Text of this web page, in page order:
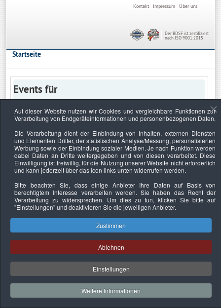
Über uns
Impressum
Kontakt
Der BDSF ist zertifiziert
nach ISO 9001:2015
Startseite
Events für
Keine Termine
Datenschutzerklärung Urheberrechtsnachweise Nachhaltigkeit
Copyright © 2026. Bundesverband Deutscher
Sachverständiger und Fachgutachter e.V..
Auf dieser Website nutzen wir Cookies und vergleichbare Funktionen zur
Verarbeitung von Endgeräteinformationen und personenbezogenen Daten.
Die Verarbeitung dient der Einbindung von Inhalten, externen Diensten
und Elementen Dritter, der statistischen Analyse/Messung, personalisierten
Werbung sowie der Einbindung sozialer Medien. Je nach Funktion werden
dabei Daten an Dritte weitergegeben und von diesen verarbeitet. Diese
Einwilligung ist freiwillig, für die Nutzung unserer Website nicht erforderlich
und kann jederzeit über das Icon links unten widerrufen werden.
Bitte beachten Sie, dass einige Anbieter Ihre Daten auf Basis von
berechtigtem Interesse verarbeiten werden. Sie haben das Recht der
Verarbeitung zu widersprechen. Um dies zu tun, klicken Sie bitte auf
"Einstellungen"und deaktivieren Sie die jeweiligen Anbieter.
Zustimmen
Ablehnen
Einstellungen
Weitere Informationen